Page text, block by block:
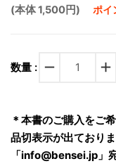
(本体 1,500円) ポイ
数量 : remove add
＊本書のご購入をご
品切表示が出ており
「info@bensei.jp」